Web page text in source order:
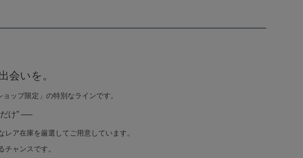
会いを。
ップ限定」の特別なラインです。
け” ──
ア在庫を厳選してご用意しています。
ャンスです。